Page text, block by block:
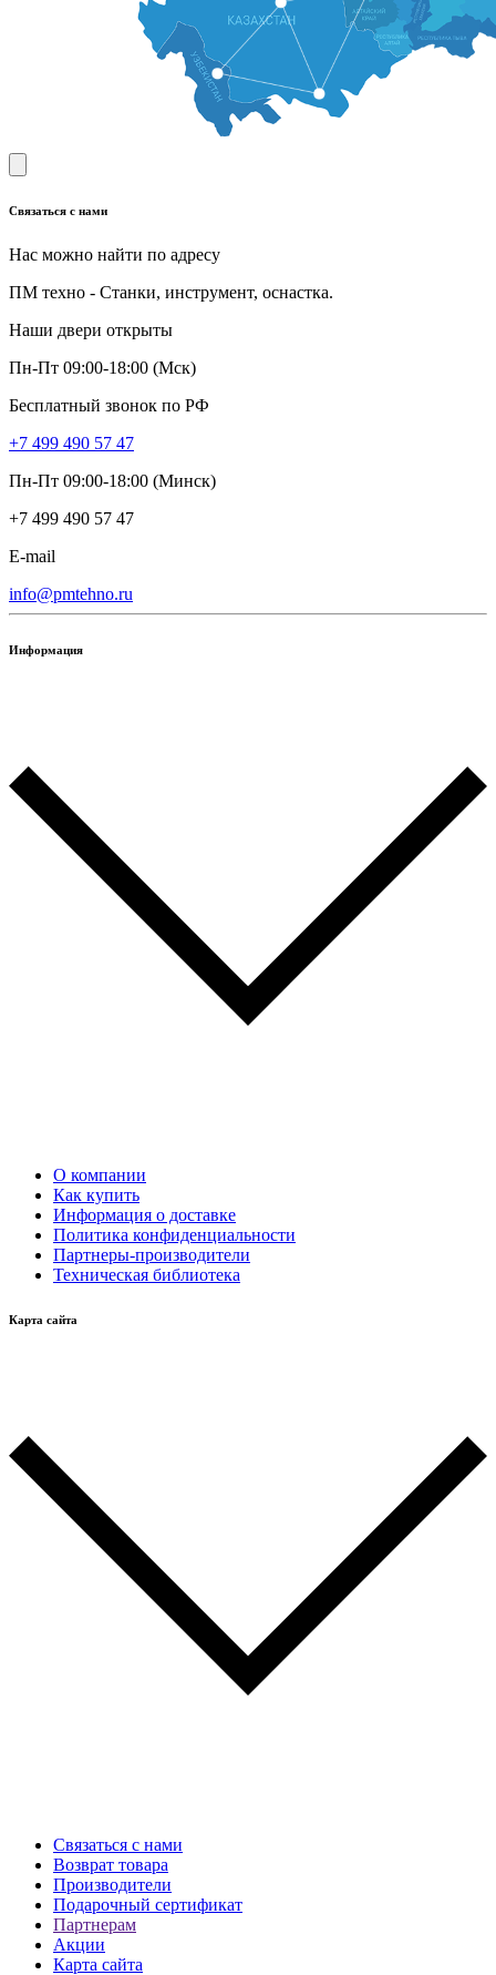
Связаться с нами
Нас можно найти по адресу
ПМ техно - Станки, инструмент, оснастка.
Наши двери открыты
Пн-Пт 09:00-18:00 (Мск)
Бесплатный звонок по РФ
+7 499 490 57 47
Пн-Пт 09:00-18:00 (Минск)
+7 499 490 57 47
E-mail
info@pmtehno.ru
Информация
О компании
Как купить
Информация о доставке
Политика конфиденциальности
Партнеры-производители
Техническая библиотека
Карта сайта
Связаться с нами
Возврат товара
Производители
Подарочный сертификат
Партнерам
Акции
Карта сайта